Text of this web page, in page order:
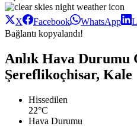
X Facebook WhatsApp
Bağlantı kopyalandı!
Anlık Hava Durumu
Şereflikoçhisar, Kale
Hissedilen
22°C
Hava Durumu